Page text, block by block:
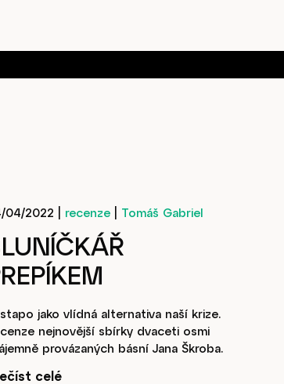
04/2022 recenze Tomáš Gabriel
jako vlídná alternativa naší krize.
nejnovější sbírky dvaceti osmi
provázaných básní Jana Škroba.
celé